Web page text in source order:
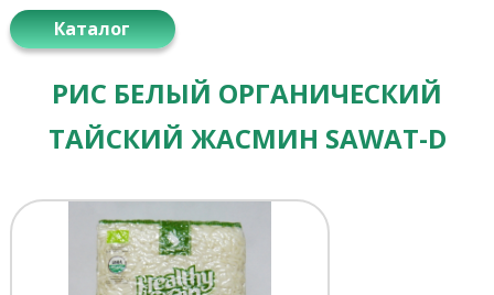
Каталог
РИС БЕЛЫЙ ОРГАНИЧЕСКИЙ
ТАЙСКИЙ ЖАСМИН SAWAT-D